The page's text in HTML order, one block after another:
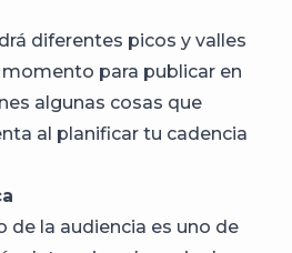
diferentes picos y valles
para publicar en
algunas cosas que
al planificar tu cadencia
de la audiencia es uno de